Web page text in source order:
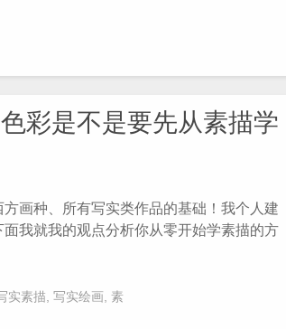
彩是不是要先从素描学
画种、所有写实类作品的基础！我个人建
我就我的观点分析你从零开始学素描的方
实素描, 写实绘画, 素